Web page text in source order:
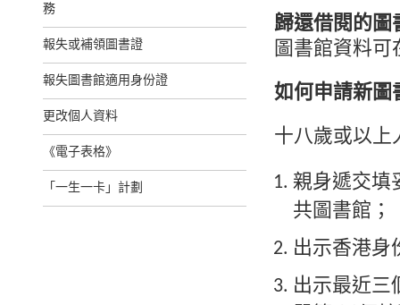
務
報失或補領圖書證
報失圖書館適用身份證
更改個人資料
《電子表格》
「一生一卡」計劃
歸還借閱的圖
圖書館資料可
如何申請新圖
十八歲或以上
親身遞交填
共圖書館；
出示香港身
出示最近